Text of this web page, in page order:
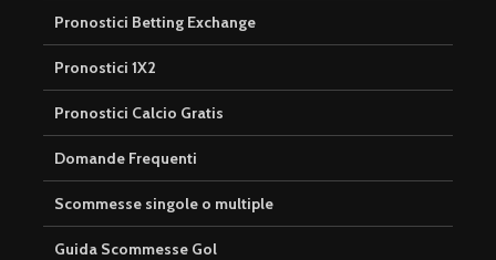
Pronostici Betting Exchange
Pronostici 1X2
Pronostici Calcio Gratis
Domande Frequenti
Scommesse singole o multiple
Guida Scommesse Gol